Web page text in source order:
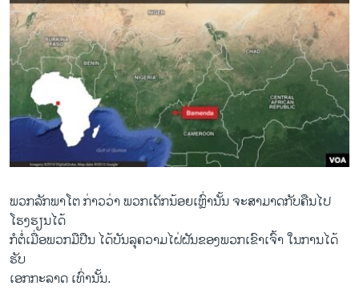
ພວກລັກພາໂຕ ກ່າວວ່າ ພວກເດັກນ້ອຍເຫຼົ່ານັ້ນ ຈະສາມາດກັບຄືນໄປ
ໂຮງຮຽນໄດ້
ກໍຕໍ່ເມື່ອພວກມືປືນ ໄດ້ບັນລຸຄວາມໄຝ່ຝັນຂອງພວກເຂົາເຈົ້າ ໃນການໄດ້
ຮັບ
ເອກກະລາດ ເທົ່ານັ້ນ.